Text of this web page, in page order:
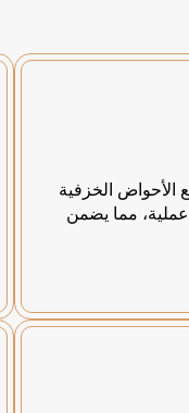
الأحواض الخزفية
مما يضمن